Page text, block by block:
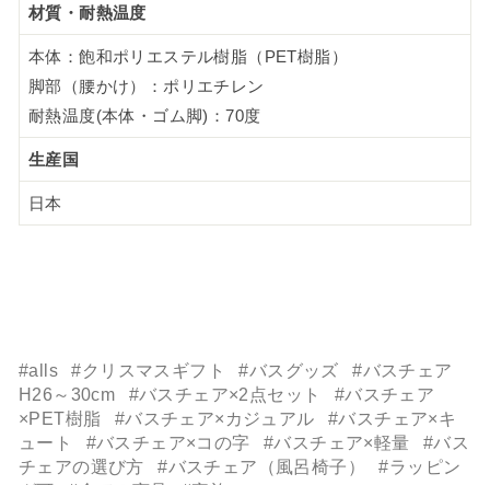
材質・耐熱温度
本体：飽和ポリエステル樹脂（PET樹脂）
脚部（腰かけ）：ポリエチレン
耐熱温度(本体・ゴム脚)：70度
生産国
日本
#alls #クリスマスギフト #バスグッズ
#バスチェア
H26～30cm
#バスチェア×2点セット
#バスチェア
×PET樹脂
#バスチェア×カジュアル
#バスチェア×キ
ュート
#バスチェア×コの字 #バスチェア×軽量
#バス
チェアの選び方
#バスチェア（風呂椅子）
#ラッピン